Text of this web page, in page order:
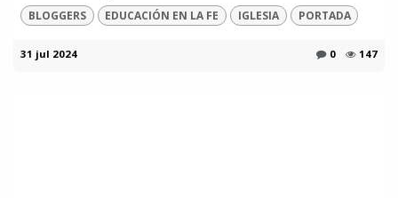
BLOGGERS EDUCACIÓN EN LA FE IGLESIA PORTADA
31 jul 2024 0 147